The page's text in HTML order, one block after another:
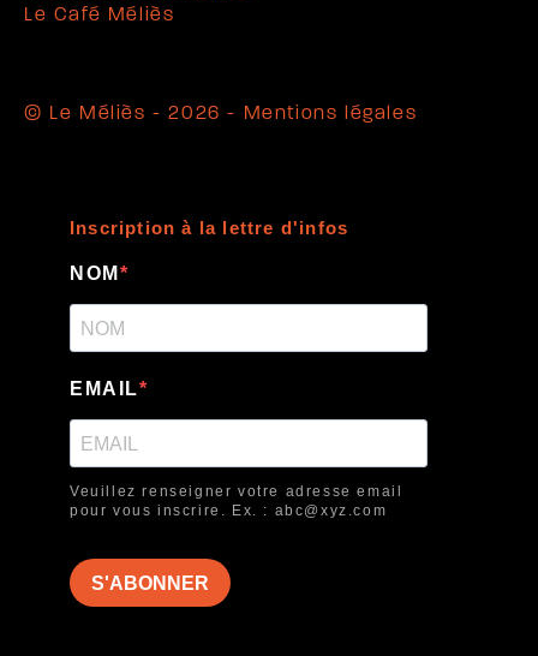
Le Café Méliès
© Le Méliès - 2026 - Mentions légales
Inscription à la lettre d'infos
NOM
EMAIL
Veuillez renseigner votre adresse email
pour vous inscrire. Ex. : abc@xyz.com
S'ABONNER